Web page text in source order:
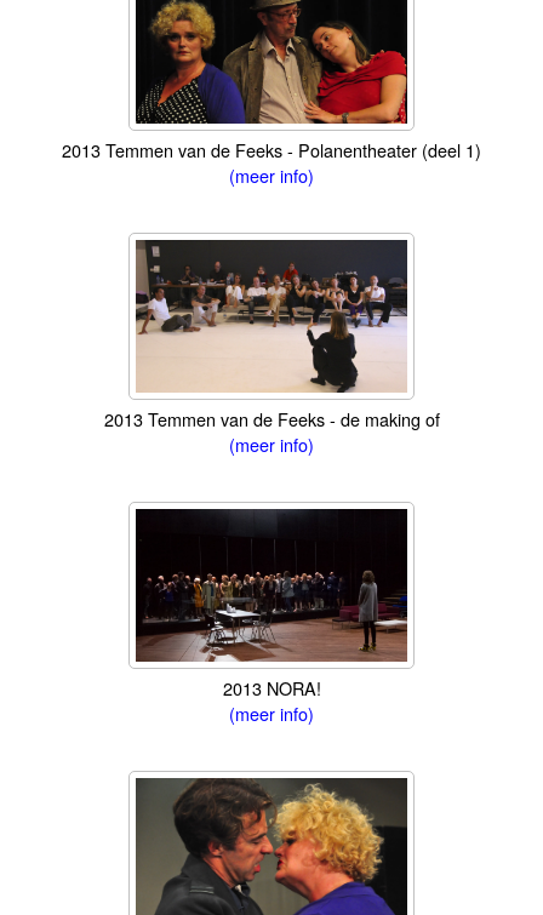
2013 Temmen van de Feeks - Polanentheater (deel 1)
(meer info)
2013 Temmen van de Feeks - de making of
(meer info)
2013 NORA!
(meer info)